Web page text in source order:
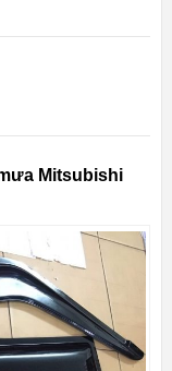
Mitsubishi